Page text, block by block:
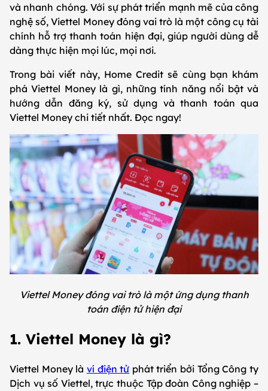
và nhanh chóng. Với sự phát triển mạnh mẽ của công
nghệ số, Viettel Money đóng vai trò là một công cụ tài
chính hỗ trợ thanh toán hiện đại, giúp người dùng dễ
dàng thực hiện mọi lúc, mọi nơi.
Trong bài viết này, Home Credit sẽ cùng bạn khám
phá Viettel Money là gì, những tính năng nổi bật và
hướng dẫn đăng ký, sử dụng và thanh toán qua
Viettel Money chi tiết nhất. Đọc ngay!
Viettel Money đóng vai trò là một ứng dụng thanh
toán điện tử hiện đại
1. Viettel Money là gì?
Viettel Money là ví điện tử phát triển bởi Tổng Công ty
Dịch vụ số Viettel, trực thuộc Tập đoàn Công nghiệp –